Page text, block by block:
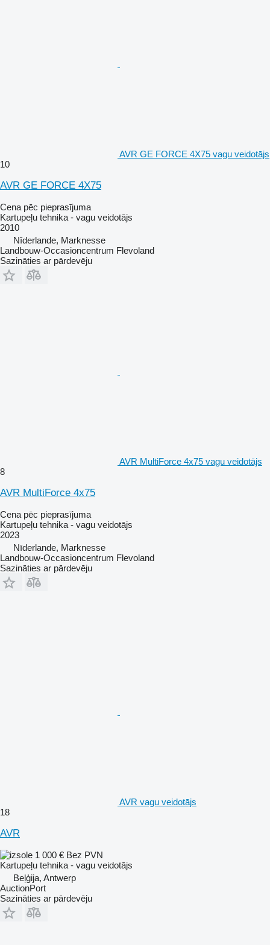
AVR GE FORCE 4X75 vagu veidotājs
10
AVR GE FORCE 4X75
Cena pēc pieprasījuma
Kartupeļu tehnika - vagu veidotājs
2010
Nīderlande, Marknesse
Landbouw-Occasioncentrum Flevoland
Sazināties ar pārdevēju
AVR MultiForce 4x75 vagu veidotājs
8
AVR MultiForce 4x75
Cena pēc pieprasījuma
Kartupeļu tehnika - vagu veidotājs
2023
Nīderlande, Marknesse
Landbouw-Occasioncentrum Flevoland
Sazināties ar pārdevēju
AVR vagu veidotājs
18
AVR
1 000 € Bez PVN
Kartupeļu tehnika - vagu veidotājs
Beļģija, Antwerp
AuctionPort
Sazināties ar pārdevēju